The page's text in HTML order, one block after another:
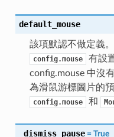
default_mouse
該項默認不做定義
config.mouse
有設
config.mouse 中沒
為滑鼠游標圖片的
config.mouse 和
_dismiss_pause = True